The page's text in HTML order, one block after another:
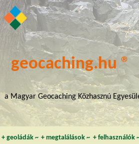
geocaching.hu ®
a Magyar Geocaching Közhasznú
+ geoládák~ +megtalálások ~ + felhasználók